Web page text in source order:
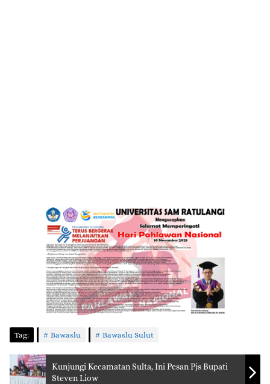
Tag: Bawaslu Bawaslu Sulut
Kunjungi Kecamatan Sulta, Ini Pesan Pjs Bupati
Steven Liow